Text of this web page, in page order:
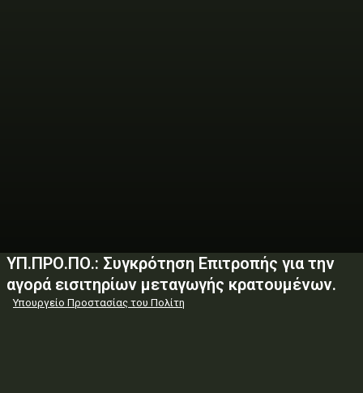
ΥΠ.ΠΡΟ.ΠΟ.: Συγκρότηση Επιτροπής για την
αγορά εισιτηρίων μεταγωγής κρατουμένων.
Υπουργείο Προστασίας του Πολίτη